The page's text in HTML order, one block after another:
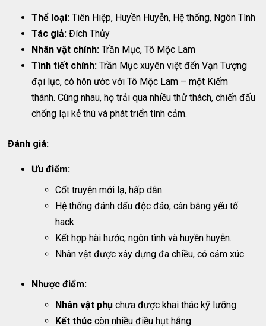
Thể loại: Tiên Hiệp, Huyền Huyễn, Hệ thống, Ngôn Tình
Tác giả: Đích Thủy
Nhân vật chính: Trần Mục, Tô Mộc Lam
Tình tiết chính: Trần Mục xuyên việt đến Vạn Tượng
đại lục, có hôn ước với Tô Mộc Lam – một Kiếm
thánh. Cùng nhau, họ trải qua nhiều thử thách, chiến đấu
chống lại kẻ thù và phát triển tình cảm.
Đánh giá:
Ưu điểm:
Cốt truyện mới lạ, hấp dẫn.
Hệ thống đánh dấu độc đáo, cân bằng yếu tố
hack.
Kết hợp hài hước, ngôn tình và huyền huyễn.
Nhân vật được xây dựng đa chiều, có cảm xúc.
Nhược điểm:
Nhân vật phụ chưa được khai thác kỹ lưỡng.
Kết thúc còn nhiều điều hụt hẫng.